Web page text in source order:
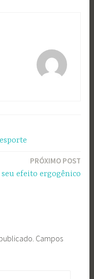
PRÓXIMO POST
seu efeito ergogênico
Campos